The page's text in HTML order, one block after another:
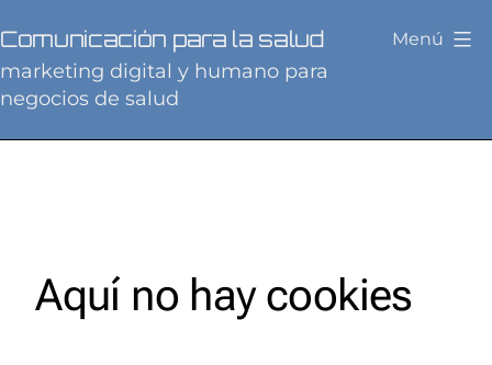
al
contenido
Comunicación para la salud
marketing digital y humano para
negocios de salud
Menú
Aquí no hay cookies